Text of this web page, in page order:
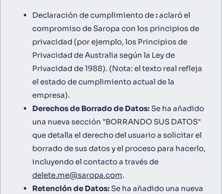
Declaración de cumplimiento de:aclaró el
compromiso de Saropa con los principios de
privacidad (por ejemplo, los Principios de
Privacidad de Australia según la Ley de
Privacidad de 1988). (Nota: el texto real refleja
el estado de cumplimiento actual de la
empresa).
Derechos de Borrado de Datos: Se ha añadido
una nueva sección "BORRANDO SUS DATOS"
que detalla el derecho del usuario a solicitar el
borrado de sus datos y el proceso para hacerlo,
incluyendo el contacto a través de
delete.me@saropa.com.
Retención de Datos: Se ha añadido una nueva